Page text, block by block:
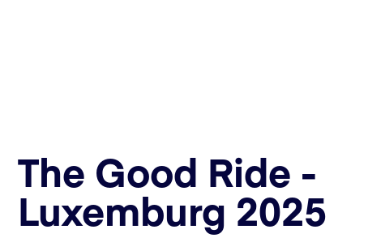
The Good Ride -
Luxemburg 2025